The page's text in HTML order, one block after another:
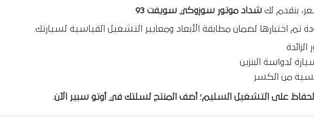
بنقدم لك شداد موتور سوزوكي سويفت 93
تم اختبارها لضمان مطابقة الأبعاد ومعايير التشغيل القياسية لسيارتك.
لدواسة البنزين
من الكسر
على التشغيل السليم؛ أضف المنتج لسلتك في أوتو سبير الآن.